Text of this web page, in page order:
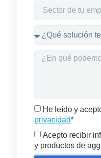
He leído y
privacidad*
Acepto recibir
y productos de